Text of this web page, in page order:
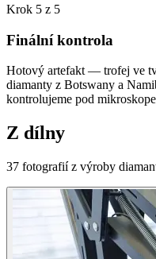
Krok 5 z 5
Finální kontrola
Hotový artefakt — trofej ve
diamanty z Botswany a
kontrolujeme pod
Z dílny
37 fotografií z výroby